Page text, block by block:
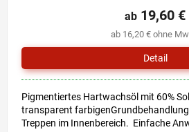
ab 16,20 € ohne
ab 19,60 €
Detail
Pigmentiertes Hartwachsöl mit 60%
transparent
Treppen im Innenbereich. Einfache